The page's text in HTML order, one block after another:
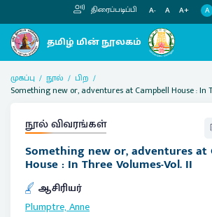
திரைப்படிப்பி A- A A+ A
முகப்பு நூல்
பிற
Something new or, adventures at Campbell House : In
நூல் விவரங்கள்
Something new or, adventures at
House : In Three Volumes-Vol. II
ஆசிரியர்
Plumptre, Anne